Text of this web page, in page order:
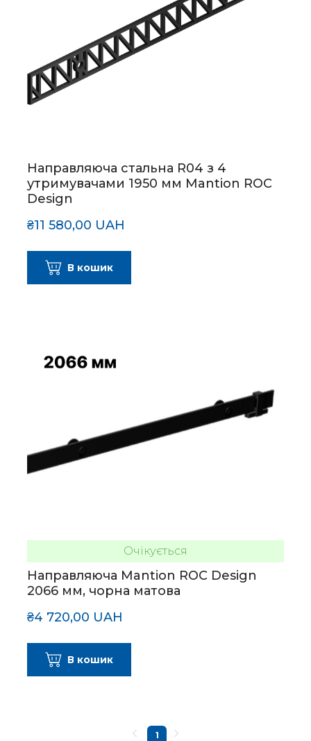
Направляюча стальна R04 з 4
утримувачами 1950 мм Mantion ROC
Design
₴11 580,00 UAH
В кошик
Очікується
Направляюча Mantion ROC Design
2066 мм, чорна матова
₴4 720,00 UAH
В кошик
1